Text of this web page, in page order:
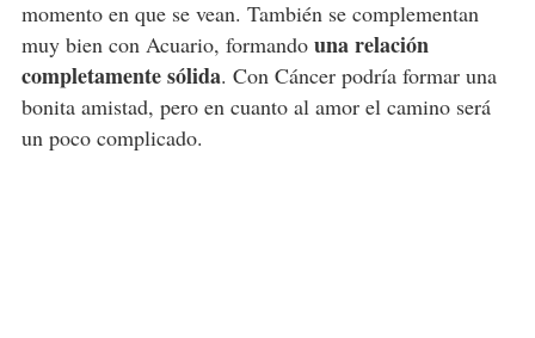
momento en que se vean. También se complementan
muy bien con Acuario, formando una relación
completamente sólida. Con Cáncer podría formar una
bonita amistad, pero en cuanto al amor el camino será
un poco complicado.